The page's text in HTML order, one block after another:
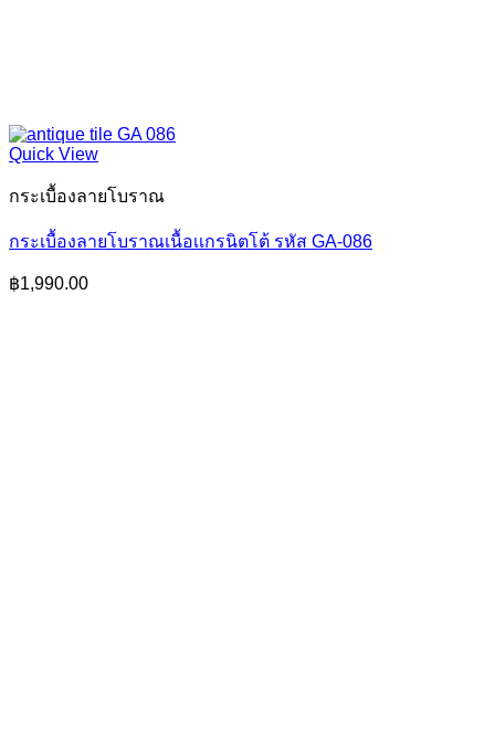
Quick View
กระเบื้องลายโบราณ
กระเบื้องลายโบราณเนื้อเเกรนิตโต้ รหัส GA-086
฿1,990.00